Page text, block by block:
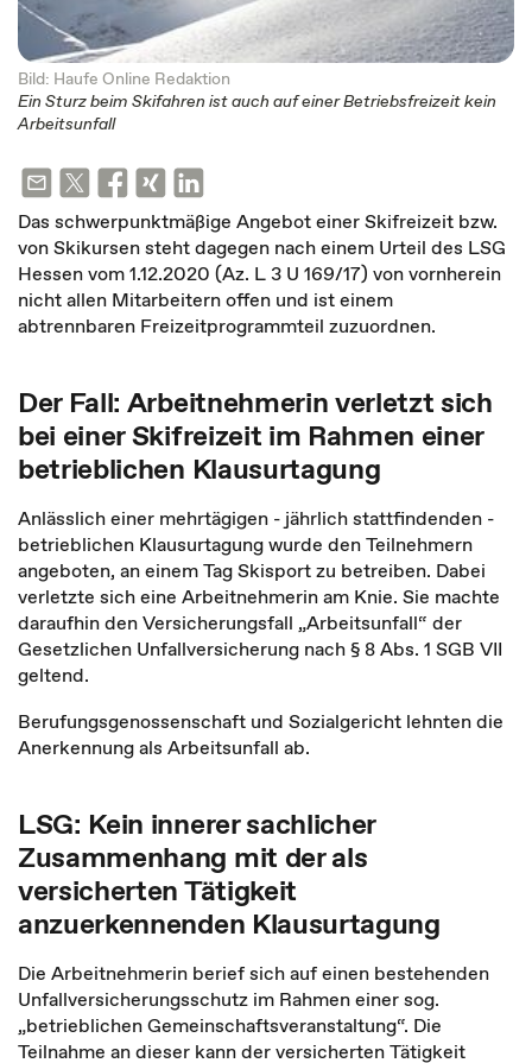
Bild: Haufe Online Redaktion
Ein Sturz beim Skifahren ist auch auf einer Betriebsfreizeit kein
Arbeitsunfall
Das schwerpunktmäßige Angebot einer Skifreizeit bzw.
von Skikursen steht dagegen nach einem Urteil des LSG
Hessen vom 1.12.2020 (Az. L 3 U 169/17) von vornherein
nicht allen Mitarbeitern offen und ist einem
abtrennbaren Freizeitprogrammteil zuzuordnen.
Der Fall: Arbeitnehmerin verletzt sich
bei einer Skifreizeit im Rahmen einer
betrieblichen Klausurtagung
Anlässlich einer mehrtägigen - jährlich stattfindenden -
betrieblichen Klausurtagung wurde den Teilnehmern
angeboten, an einem Tag Skisport zu betreiben. Dabei
verletzte sich eine Arbeitnehmerin am Knie. Sie machte
daraufhin den Versicherungsfall „Arbeitsunfall“ der
Gesetzlichen Unfallversicherung nach § 8 Abs. 1 SGB VII
geltend.
Berufungsgenossenschaft und Sozialgericht lehnten die
Anerkennung als Arbeitsunfall ab.
LSG: Kein innerer sachlicher
Zusammenhang mit der als
versicherten Tätigkeit
anzuerkennenden Klausurtagung
Die Arbeitnehmerin berief sich auf einen bestehenden
Unfallversicherungsschutz im Rahmen einer sog.
„betrieblichen Gemeinschaftsveranstaltung“. Die
Teilnahme an dieser kann der versicherten Tätigkeit